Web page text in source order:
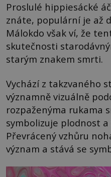
Proslulé hippiesácké
znáte, populární je až
Málokdo však ví, že
skutečnosti
starým znakem smrti.
Vychází z takzvaného
významně vizuálně
rozpaženýma rukama
symbolizuje plodnost a
Převrácený vzhůru
význam a stává se